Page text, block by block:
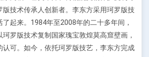
版技术传承人创新者。李东方采用珂罗版技
起来。1984年至2008年的二十多年间，
罗版技术复制国家瑰宝敦煌莫高窟壁画，
认可。如今，依托珂罗版技艺，李东方完成